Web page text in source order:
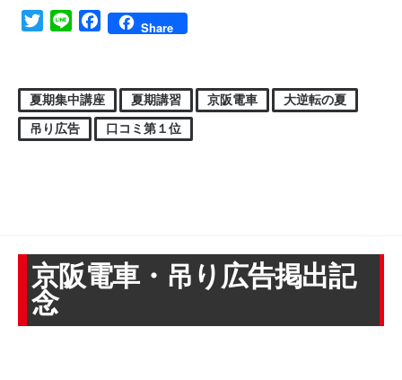
TwitterLine FacebookShare
夏期集中講座 夏期講習 京阪電車
大逆転の夏
吊り広告
口コミ第１位
京阪電車・吊り広告掲出記
念